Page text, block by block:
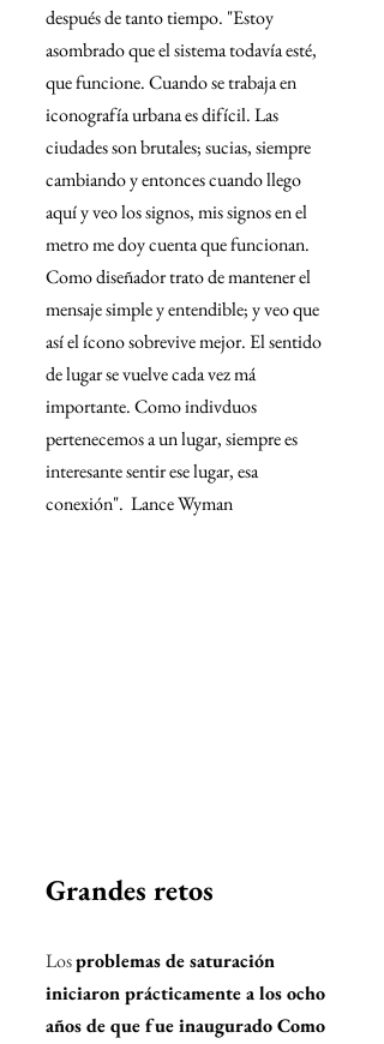
después de tanto tiempo. "Estoy
asombrado que el sistema todavía esté,
que funcione. Cuando se trabaja en
iconografía urbana es difícil. Las
ciudades son brutales; sucias, siempre
cambiando y entonces cuando llego
aquí y veo los signos, mis signos en el
metro me doy cuenta que funcionan.
Como diseñador trato de mantener el
mensaje simple y entendible; y veo que
así el ícono sobrevive mejor. El sentido
de lugar se vuelve cada vez má
importante. Como indivduos
pertenecemos a un lugar, siempre es
interesante sentir ese lugar, esa
conexión".  Lance Wyman
Grandes retos
Los problemas de saturación
iniciaron prácticamente a los ocho
años de que fue inaugurado Como